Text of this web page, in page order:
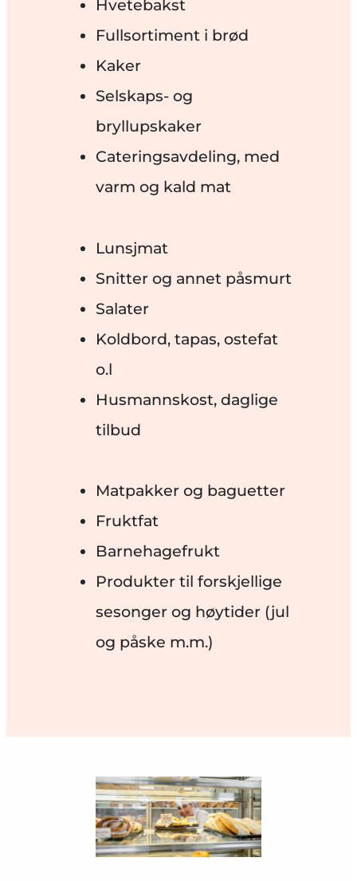
Hvetebakst
Fullsortiment i brød
Kaker
Selskaps- og
bryllupskaker
Cateringsavdeling, med
varm og kald mat
Lunsjmat
Snitter og annet påsmurt
Salater
Koldbord, tapas, ostefat
o.l
Husmannskost, daglige
tilbud
Matpakker og baguetter
Fruktfat
Barnehagefrukt
Produkter til forskjellige
sesonger og høytider (jul
og påske m.m.)